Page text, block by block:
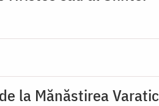
la Mănăstirea Varatic